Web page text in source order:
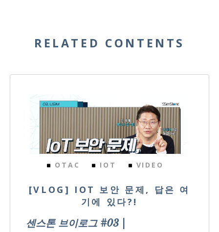
RELATED CONTENTS
OTAC IOT VIDEO
[VLOG] IOT 보안 문제, 답은 여
기에 있다?!
센스톤 브이로그 #03 |